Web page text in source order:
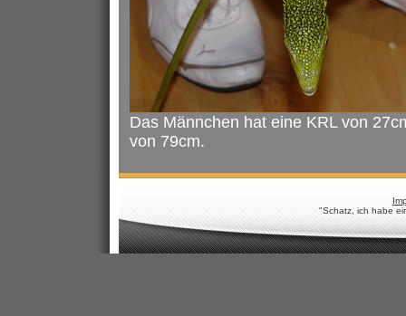
Das Männchen hat eine KRL von
von 79cm.
"Schatz, ich habe